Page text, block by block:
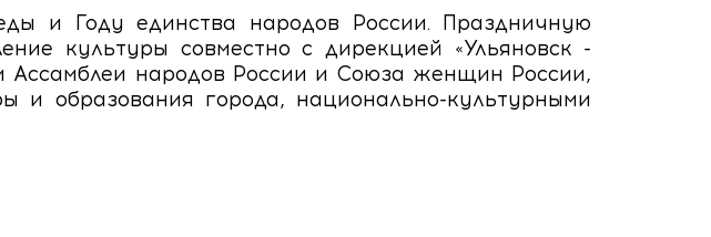
и Году единства народов России. Праздничную
культуры совместно с дирекцией «Ульяновск -
народов России и Союза женщин России,
и образования города, национально-культурными